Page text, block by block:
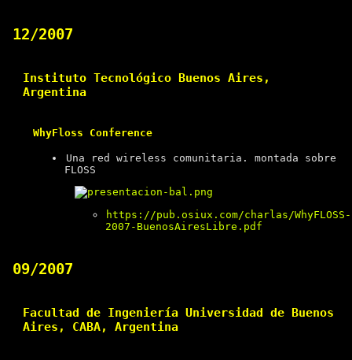
12/2007
Instituto Tecnológico Buenos Aires,
Argentina
WhyFloss Conference
Una red wireless comunitaria. montada sobre
FLOSS
https://pub.osiux.com/charlas/WhyFLOSS-
2007-BuenosAiresLibre.pdf
09/2007
Facultad de Ingeniería Universidad de Buenos
Aires, CABA, Argentina